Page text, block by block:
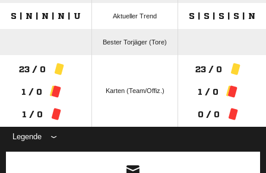
S | N | N | N | U Aktueller Trend S | S | S | S | N
Bester Torjäger (Tore)
23 / 0
1 / 0
1 / 0
Karten (Team/Offiz.)
23 / 0
1 / 0
0 / 0
Legende
ANZEIGE